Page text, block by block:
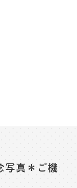
写真＊ご機